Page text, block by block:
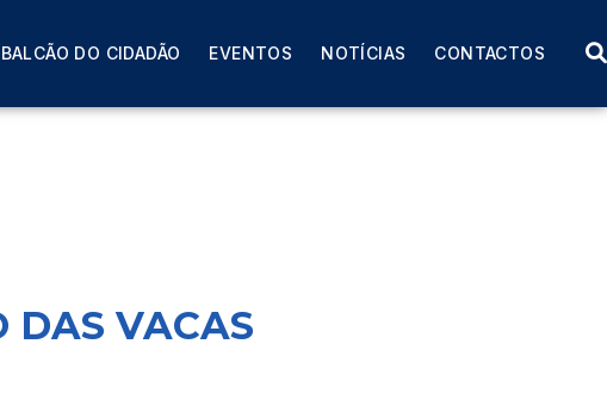
BALCÃO DO CIDADÃO EVENTOS NOTÍCIAS CONTACTOS
DAS VACAS